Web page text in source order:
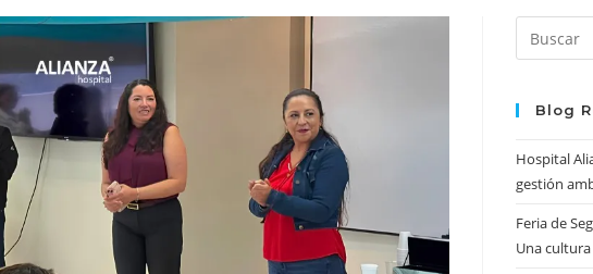
Blog
Hospital
gestión
Feria de
Una